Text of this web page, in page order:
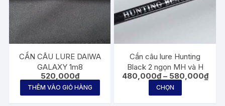
CẦN CÂU LURE DAIWA
GALAXY 1m8
520,000₫
THÊM VÀO GIỎ HÀNG
Cần câu lure Hunting
Black 2 ngọn MH và H
480,000₫ – 580,000₫
giá:
CHỌN
phẩm